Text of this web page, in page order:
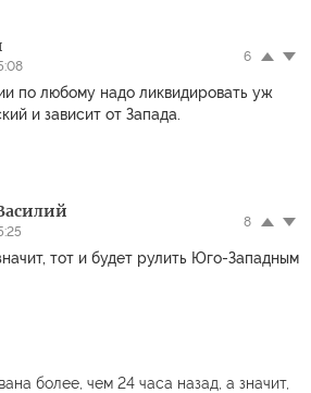
6
по любому надо ликвидировать уж
и зависит от Запада.
8
тот и будет рулить Юго-Западным
более, чем 24 часа назад, а значит,